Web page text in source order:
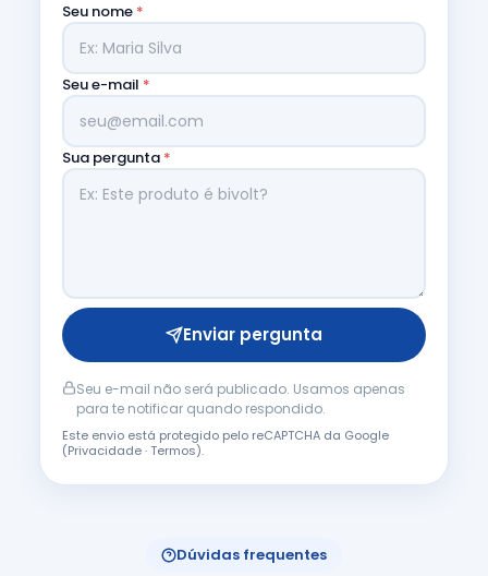
Seu nome *
Seu e-mail *
Sua pergunta *
Enviar pergunta
Seu e-mail não será publicado. Usamos apenas
para te notificar quando respondido.
Este envio está protegido pelo reCAPTCHA da Google
(Privacidade·Termos).
Dúvidas frequentes